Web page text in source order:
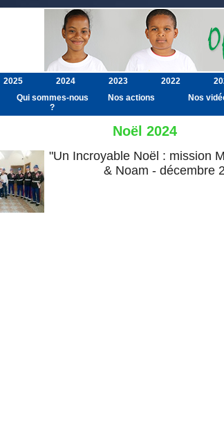
2025 2024 2023 2022
Qui sommes-nous
?
Nos actions Nos
Noël 2024
"Un Incroyable Noël : mission
& Noam - décembre